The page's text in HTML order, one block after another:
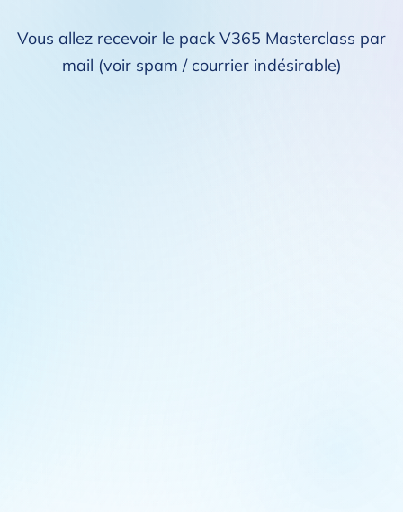
Vous allez recevoir le pack V365 Masterclass par
mail (voir spam / courrier indésirable)